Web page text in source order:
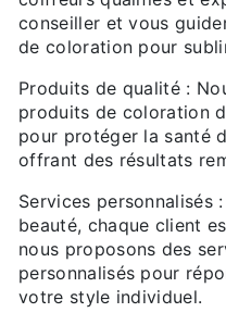
conseiller et vous
de coloration pour
Produits de qualité :
produits de coloration
pour protéger la santé
offrant des résultats
Services personnalisés
beauté, chaque client
nous proposons des
personnalisés pour
votre style individuel.